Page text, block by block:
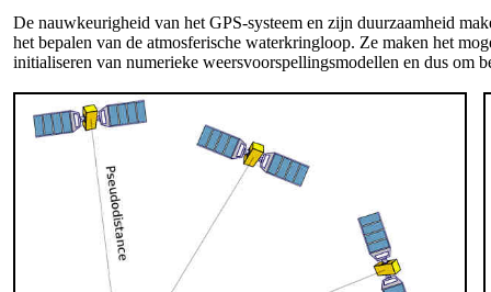
De nauwkeurigheid van het GPS-systeem en zijn duurzaamheid
het bepalen van de atmosferische waterkringloop. Ze maken het
initialiseren van numerieke weersvoorspellingsmodellen en dus om